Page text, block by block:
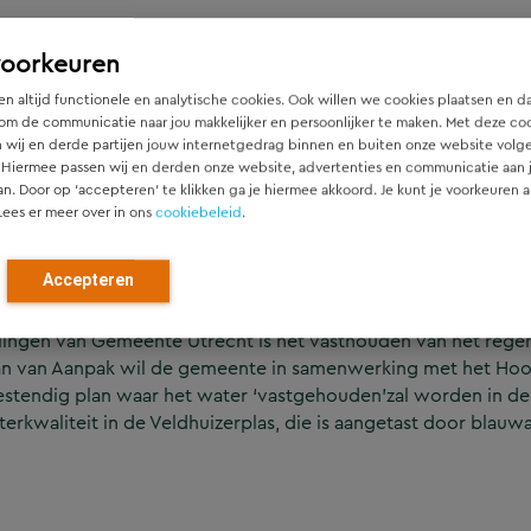
altijd functionele en analytische cookies. Ook willen we cookies plaatsen en
de communicatie naar jou makkelijker en persoonlijker te maken. Met deze
wij en derde partijen jouw internetgedrag binnen en buiten onze website
passen wij en derden onze website, advertenties en communicatie aan
Door op ‘accepteren’ te klikken ga je hiermee akkoord. Je kunt je voorkeuren
er meer over in onscookiebeleid.
Accepteren
tussen de woonwijken en de A12 in het
verbetering. Door het aanbrengen van
zal er een betere doorstroming ontstaan
het water, een betere waterkwaliteit, meer
oosten van de Meerndijk en ten zuiden van de Leidsche
van Gemeente Utrecht is het vasthouden van het
van Aanpak wil de gemeente in samenwerking met het
plan waar het water ‘vastgehouden’zal worden in
in de Veldhuizerplas, die is aangetast door